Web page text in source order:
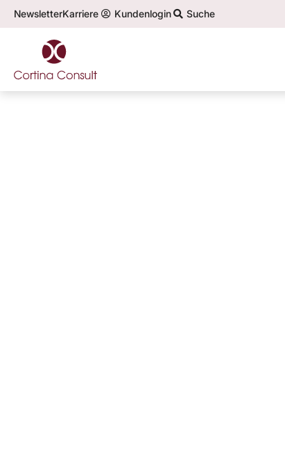
NewsletterKarriere Kundenlogin Suche